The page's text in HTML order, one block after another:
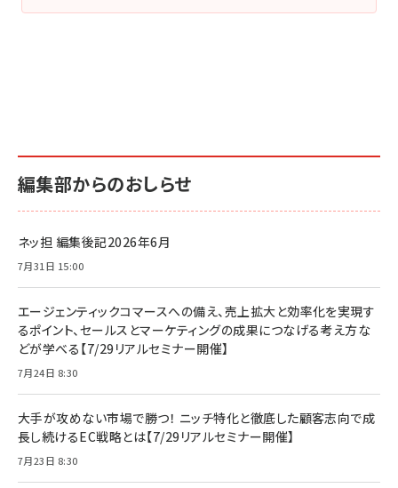
編集部からのおしらせ
ネッ担 編集後記2026年6月
7月31日 15:00
エージェンティックコマースへの備え、売上拡大と効率化を実現す
るポイント、セールスとマーケティングの成果につなげる考え方な
どが学べる【7/29リアルセミナー開催】
7月24日 8:30
大手が攻めない市場で勝つ！ ニッチ特化と徹底した顧客志向で成
長し続けるEC戦略とは【7/29リアルセミナー開催】
7月23日 8:30